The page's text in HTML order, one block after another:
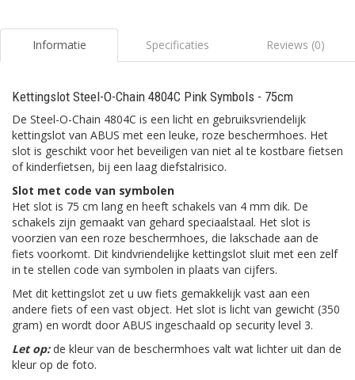
Informatie Specificaties Reviews (0)
Kettingslot Steel-O-Chain 4804C Pink Symbols - 75cm
De Steel-O-Chain 4804C is een licht en gebruiksvriendelijk
kettingslot van ABUS met een leuke, roze beschermhoes. Het
slot is geschikt voor het beveiligen van niet al te kostbare fietsen
of kinderfietsen, bij een laag diefstalrisico.
Slot met code van symbolen
Het slot is 75 cm lang en heeft schakels van 4 mm dik. De
schakels zijn gemaakt van gehard speciaalstaal. Het slot is
voorzien van een roze beschermhoes, die lakschade aan de
fiets voorkomt. Dit kindvriendelijke kettingslot sluit met een zelf
in te stellen code van symbolen in plaats van cijfers.
Met dit kettingslot zet u uw fiets gemakkelijk vast aan een
andere fiets of een vast object. Het slot is licht van gewicht (350
gram) en wordt door ABUS ingeschaald op security level 3.
Let op: de kleur van de beschermhoes valt wat lichter uit dan de
kleur op de foto.